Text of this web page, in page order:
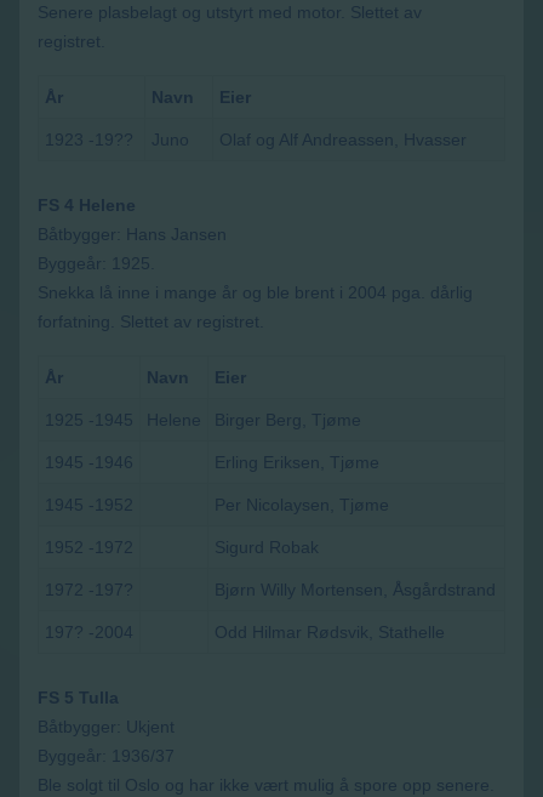
Senere plasbelagt og utstyrt med motor. Slettet av
registret.
År Navn Eier
1923 -19?? Juno Olaf og Alf Andreassen, Hvasser
FS 4 Helene
Båtbygger: Hans Jansen
Byggeår: 1925.
Snekka lå inne i mange år og ble brent i 2004 pga. dårlig
forfatning. Slettet av registret.
År Navn Eier
1925 -1945 Helene Birger Berg, Tjøme
1945 -1946 Erling Eriksen, Tjøme
1945 -1952 Per Nicolaysen, Tjøme
1952 -1972 Sigurd Robak
1972 -197? Bjørn Willy Mortensen , Åsgårdstrand
197? -2004 Odd Hilmar Rødsvik, Stathelle
FS 5 Tulla
Båtbygger: Ukjent
Byggeår: 1936/37
Ble solgt til Oslo og har ikke vært mulig å spore opp senere.